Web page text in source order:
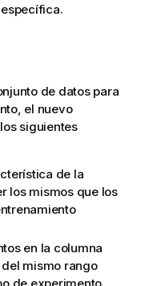
de datos para
el nuevo
siguientes
de la
los mismos que los
en la columna
mismo rango
de experimento